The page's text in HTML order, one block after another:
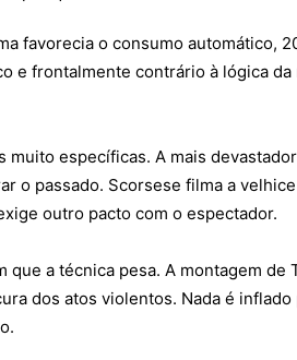
favorecia o consumo automático,
e frontalmente contrário à lógica
muito específicas. A mais
o passado. Scorsese filma a
outro pacto com o espectador.
que a técnica pesa. A montagem
dos atos violentos. Nada é